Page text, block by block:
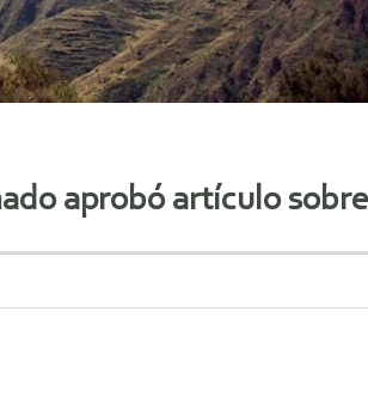
aprobó artículo